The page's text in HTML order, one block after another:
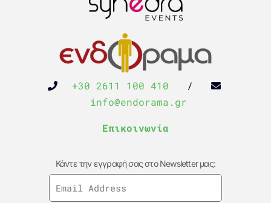
+30 2611 100 410 /
info@endorama.gr
Επικοινωνία
Κάντε την εγγραφή σας στο Newsletter μας: